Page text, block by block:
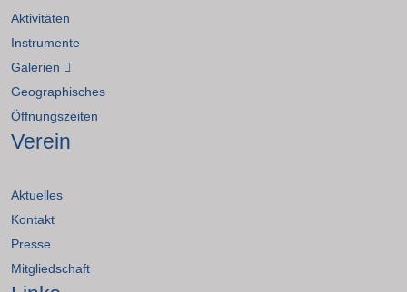
Aktivitäten
Instrumente
Galerien
Geographisches
Öffnungszeiten
Verein
Aktuelles
Kontakt
Presse
Mitgliedschaft